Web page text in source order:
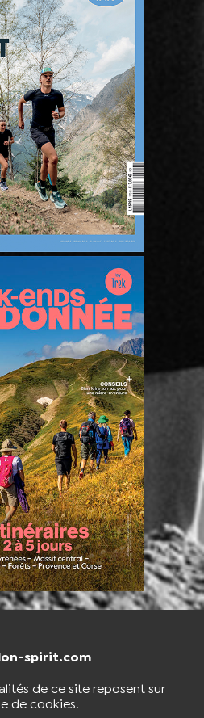
spirit.com
de ce site reposent sur
de cookies.
BOUTIQUE